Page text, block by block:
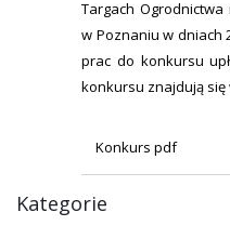
Targach Ogrodnictwa
w Poznaniu w dniach
prac do konkursu
konkursu znajdują się
Konkurs pdf
Kategorie